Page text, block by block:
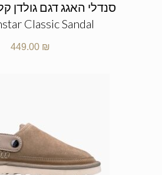
Classic Sandal
449.00 ₪